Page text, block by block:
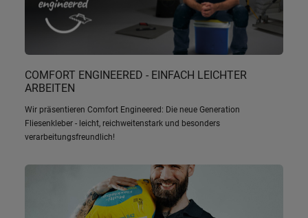
COMFORT ENGINEERED - EINFACH LEICHTER
ARBEITEN
Wir präsentieren Comfort Engineered: Die neue Generation
Fliesenkleber - leicht, reichweitenstark und besonders
verarbeitungsfreundlich!